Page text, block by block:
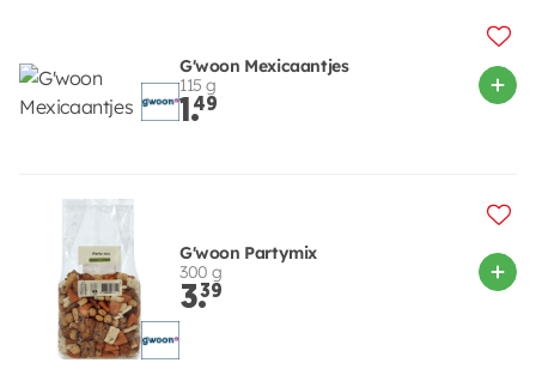
G'woon Mexicaantjes
115 g
1.49
G'woon Partymix
300 g
3.39